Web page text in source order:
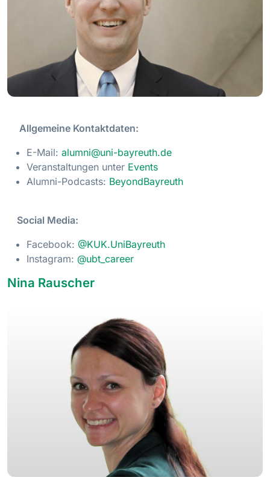
Allgemeine Kontaktdaten:
E-Mail: alumni@uni-bayreuth.de
Veranstaltungen unter Events
Alumni-Podcasts: BeyondBayreuth
Social Media:
Facebook: @KUK.UniBayreuth
Instagram: @ubt_career
Nina Rauscher